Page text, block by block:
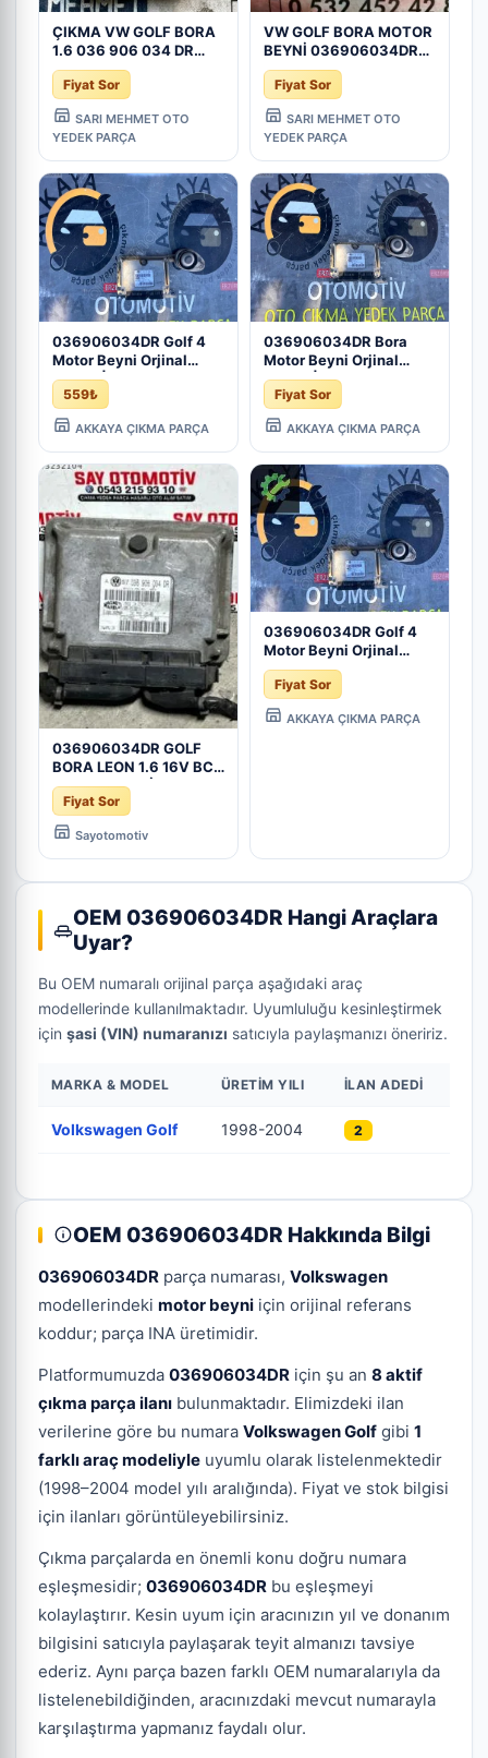
ÇIKMA VW GOLF BORA
1.6 036 906 034 DR
036906034DR MOTOR
BEYNİ - Konya Çıkma
Parça
Fiyat Sor
SARI MEHMET OTO
YEDEK PARÇA
VW GOLF BORA MOTOR
BEYNİ 036906034DR
036 906 034 DR -
Konya Çıkma Parça
Fiyat Sor
SARI MEHMET OTO
YEDEK PARÇA
036906034DR Golf 4
Motor Beyni Orjinal
Çıkma | ERZURUM
ÇIKMA PARÇA
559₺
AKKAYA ÇIKMA PARÇA
036906034DR Bora
Motor Beyni Orjinal
Çıkma | ERZURUM
ÇIKMA PARÇA
Fiyat Sor
AKKAYA ÇIKMA PARÇA
036906034DR GOLF
BORA LEON 1.6 16V BCB
MOTOR BEYNİ
Fiyat Sor
Sayotomotiv
036906034DR Golf 4
Motor Beyni Orjinal
Çıkma
Fiyat Sor
AKKAYA ÇIKMA PARÇA
OEM 036906034DR Hangi Araçlara
Uyar?
Bu OEM numaralı orijinal parça aşağıdaki araç
modellerinde kullanılmaktadır. Uyumluluğu kesinleştirmek
için şasi (VIN) numaranızı satıcıyla paylaşmanızı öneririz.
MARKA & MODEL ÜRETIM YILI İLAN ADEDI
Volkswagen Golf 1998-2004 2
OEM 036906034DR Hakkında Bilgi
036906034DR parça numarası, Volkswagen
modellerindeki motor beyni için orijinal referans
koddur; parça INA üretimidir.
Platformumuzda 036906034DR için şu an 8 aktif
çıkma parça ilanı bulunmaktadır. Elimizdeki ilan
verilerine göre bu numara Volkswagen Golf gibi 1
farklı araç modeliyle uyumlu olarak listelenmektedir
(1998–2004 model yılı aralığında). Fiyat ve stok bilgisi
için ilanları görüntüleyebilirsiniz.
Çıkma parçalarda en önemli konu doğru numara
eşleşmesidir; 036906034DR bu eşleşmeyi
kolaylaştırır. Kesin uyum için aracınızın yıl ve donanım
bilgisini satıcıyla paylaşarak teyit almanızı tavsiye
ederiz. Aynı parça bazen farklı OEM numaralarıyla da
listelenebildiğinden, aracınızdaki mevcut numarayla
karşılaştırma yapmanız faydalı olur.